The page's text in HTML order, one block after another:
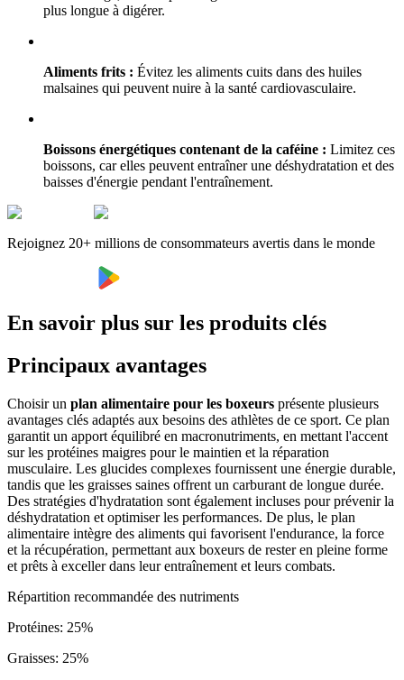
plus longue à digérer.
Aliments frits : Évitez les aliments cuits dans des huiles
malsaines qui peuvent nuire à la santé cardiovasculaire.
Boissons énergétiques contenant de la caféine : Limitez ces
boissons, car elles peuvent entraîner une déshydratation et des
baisses d'énergie pendant l'entraînement.
Rejoignez 20+ millions de consommateurs avertis dans le monde
En savoir plus sur les produits clés
Principaux avantages
Choisir un plan alimentaire pour les boxeurs présente plusieurs
avantages clés adaptés aux besoins des athlètes de ce sport. Ce plan
garantit un apport équilibré en macronutriments, en mettant l'accent
sur les protéines maigres pour le maintien et la réparation
musculaire. Les glucides complexes fournissent une énergie durable,
tandis que les graisses saines offrent un carburant de longue durée.
Des stratégies d'hydratation sont également incluses pour prévenir la
déshydratation et optimiser les performances. De plus, le plan
alimentaire intègre des aliments qui favorisent l'endurance, la force
et la récupération, permettant aux boxeurs de rester en pleine forme
et prêts à exceller dans leur entraînement et leurs combats.
Répartition recommandée des nutriments
Protéines: 25%
Graisses: 25%